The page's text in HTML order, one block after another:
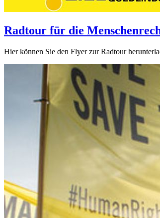
Radtour für die
Hier können Sie den Flyer zur Radtour